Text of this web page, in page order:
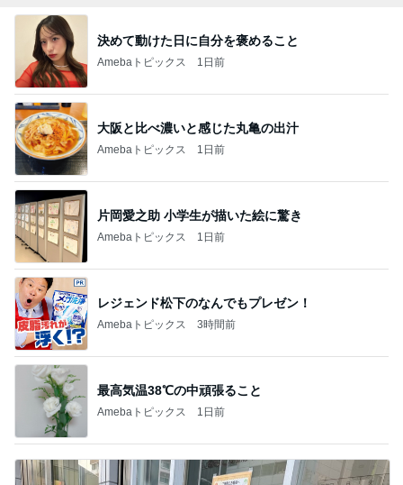
決めて動けた日に自分を褒めること
Amebaトピックス 1日前
大阪と比べ濃いと感じた丸亀の出汁
Amebaトピックス 1日前
片岡愛之助 小学生が描いた絵に驚き
Amebaトピックス 1日前
レジェンド松下のなんでもプレゼン！
Amebaトピックス 3時間前
最高気温38℃の中頑張ること
Amebaトピックス 1日前